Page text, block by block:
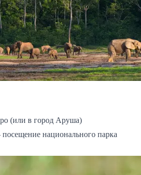
(или в город Аруша)
национального парка